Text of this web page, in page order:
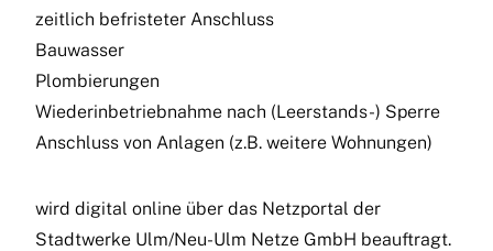
zeitlich befristeter Anschluss
Bauwasser
Plombierungen
Wiederinbetriebnahme nach (Leerstands-) Sperre
Anschluss von Anlagen (z.B. weitere Wohnungen)
wird digital online über das Netzportal der
Stadtwerke Ulm/Neu-Ulm Netze GmbH beauftragt.